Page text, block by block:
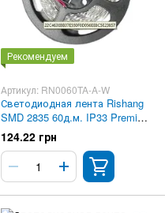
Рекомендуем
Артикул: RN0060TA-A-W
Светодиодная лента Rishang
SMD 2835 60д.м. IP33 Premium
Белая
124.22 грн